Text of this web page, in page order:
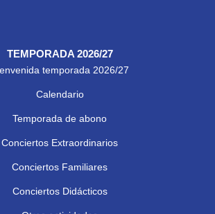
TEMPORADA 2026/27
temporada 2026/27
Calendario
Temporada de abono
Conciertos Extraordinarios
Conciertos Familiares
Conciertos Didácticos